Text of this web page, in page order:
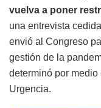
vuelva a poner
una entrevista
envió al Congreso
gestión de la
determinó por
Urgencia.